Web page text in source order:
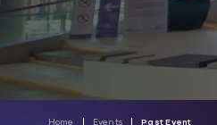
Home Events Past Event